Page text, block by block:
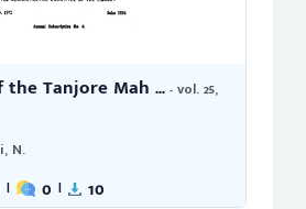
Tanjore Mah ...- vol. 25,
N.
| 0 | 10